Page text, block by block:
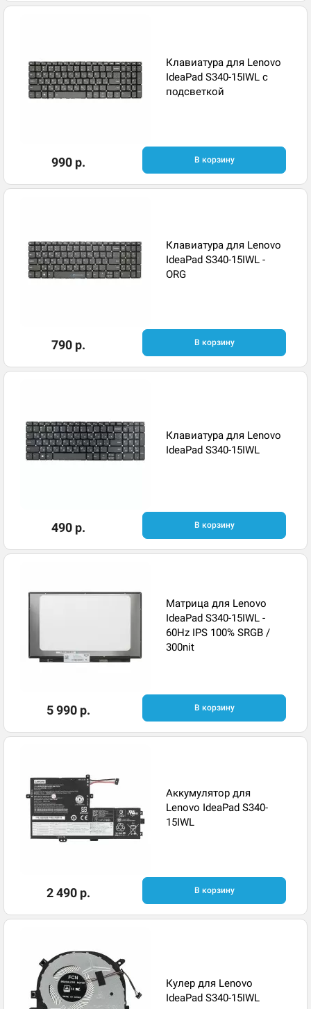
Клавиатура для Lenovo
IdeaPad S340-15IWL с
подсветкой
990 р. В корзину
Клавиатура для Lenovo
IdeaPad S340-15IWL -
ORG
790 р. В корзину
Клавиатура для Lenovo
IdeaPad S340-15IWL
490 р. В корзину
Матрица для Lenovo
IdeaPad S340-15IWL -
60Hz IPS 100% SRGB /
300nit
5 990 р. В корзину
Аккумулятор для
Lenovo IdeaPad S340-
15IWL
2 490 р. В корзину
Кулер для Lenovo
IdeaPad S340-15IWL